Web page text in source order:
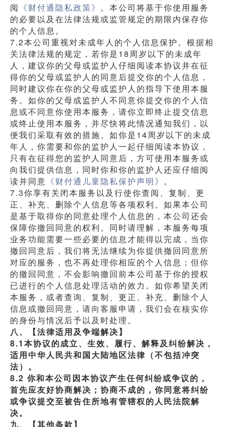
阅 《财付通隐私政策》 。本公司将基于你使用服务
的必要以及在法律法规或监管规定的期限内保存你
的个人信息。
7.2本公司重视对未成年人的个人信息保护。根据相
关法律法规的规定，若你是18周岁以下的未成年
人，建议你的父母或监护人仔细阅读本协议并在征
得你的父母或监护人的同意后提交你的个人信息，
同时建议你在你的父母或监护人的指导下使用本服
务。如你的父母或监护人不同意你提交你的个人信
息或不同意你使用本服务，请你立即终止提交信息
或终止使用本服务，并尽快将此情况通知我们，以
便我们采取有效的措施。如你是14周岁以下的未成
年人，你需要和你的监护人一起仔细阅读本协议，
只有在征得您的监护人同意后，方可使用本服务或
向我们提供信息，同时你和你的监护人还应仔细阅
读并同意 《财付通儿童隐私保护声明》 。
7.3你享有关闭本服务以及行使你查阅、复制、更
正、补充、删除个人信息等各项权利。如果本公司
是基于取得你的同意处理个人信息的，本公司还会
保障你撤回同意的权利。同时请理解，本服务每项
业务功能需要一些必要的信息才能得以完成，当你
撤回同意后，我们将无法继续为你提供撤回同意所
对应的服务，也不再处理你相应的个人信息；但你
的撤回同意，不会影响撤回前本公司基于你的授权
已进行的个人信息处理活动的效力。如你希望关闭
本服务，或者查询、复制、更正、补充、删除个人
信息或撤回同意，请向客服申请，我们会在核实你
的身份与情况后予以及时处理。
八、【法律适用及争端解决】
8.1本协议的成立、生效、履行、解释及纠纷解决，
适用中华人民共和国大陆地区法律（不包括冲突
法）。
8.2 你和本公司因本协议产生任何纠纷或争议的，
首先应友好协商解决；协商不成的，你同意将纠纷
或争议提交至被告住所地有管辖权的人民法院解
决。
九、【其他条款】